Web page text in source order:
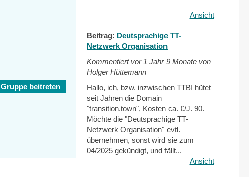
Gruppe beitreten
Ansicht
Beitrag: Deutsprachige TT-
Netzwerk Organisation
Kommentiert vor 1 Jahr 9 Monate von
Holger Hüttemann
Hallo, ich, bzw. inzwischen TTBI hütet
seit Jahren die Domain
"transition.town", Kosten ca. €/J. 90.
Möchte die "Deutsprachige TT-
Netzwerk Organisation" evtl.
übernehmen, sonst wird sie zum
04/2025 gekündigt, und fällt...
Ansicht